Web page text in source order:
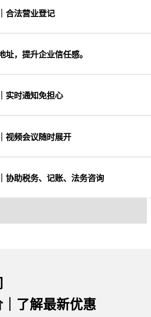
合法营业登记
址，提升企业信任感。
实时通知免担心
视频会议随时展开
协助税务、记账、法务咨询
了解最新优惠